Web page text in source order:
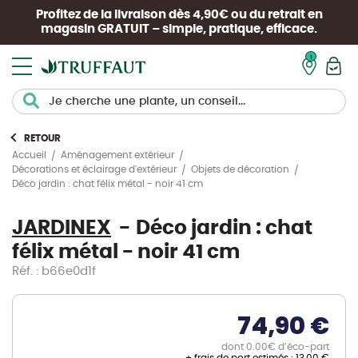
Profitez de la livraison dès 4,90€ ou du retrait en
magasin GRATUIT – simple, pratique, efficace.
RETOUR
Accueil
Aménagement extérieur
Décorations et éclairage d'extérieur
Objets de décoration
Déco jardin : chat félix métal - noir 41 cm
JARDINEX
Déco jardin : chat
félix métal - noir 41 cm
Réf. : b66e0d1f
74,90 €
dont 0.00€ d’éco-part